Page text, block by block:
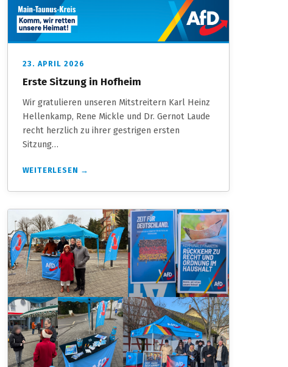
23. APRIL 2026
Erste Sitzung in Hofheim
Wir gratulieren unseren Mitstreitern Karl Heinz
Hellenkamp, Rene Mickle und Dr. Gernot Laude
recht herzlich zu ihrer gestrigen ersten
Sitzung…
WEITERLESEN →